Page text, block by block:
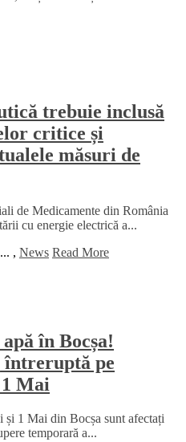
trebuie inclusă
critice și
măsuri de
de Medicamente din România
cu energie electrică a...
... , News Read More
în Bocșa!
întreruptă pe
Mai
1 Mai din Bocșa sunt afectați
temporară a...